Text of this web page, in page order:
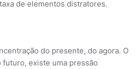
de elementos distratores.
do presente, do agora. O
futuro, existe uma pressão